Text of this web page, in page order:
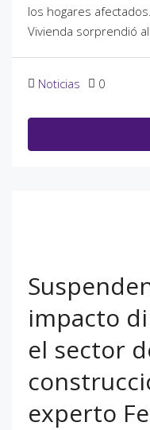
los hogares
Vivienda sorprendió
Noticias 0
impacto
el sector
experto